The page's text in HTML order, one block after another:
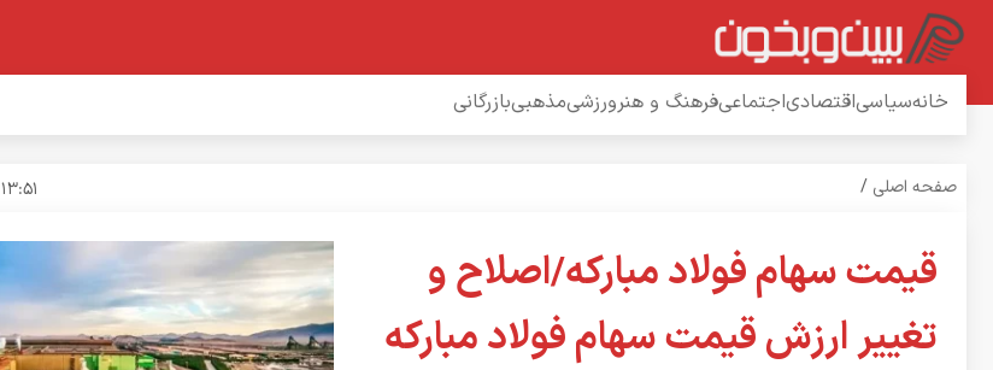
خانهسیاسیاقتصادیاجتماعیفرهنگ و هنرورزشیمذهبیبازرگانی
صفحه اصلی /
13:51 - 2024/12/03
قیمت سهام فولاد مبارکه/اصلاح و
تغییر ارزش قیمت سهام فولاد مبارکه